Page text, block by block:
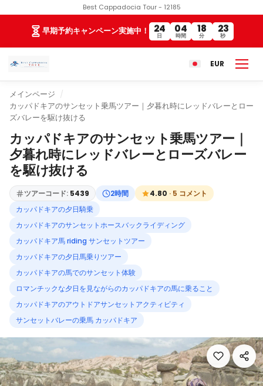
Best Cappadocia Tour - 12185
早期予約キャンペーン実施中！ 24
日
04
時間
18
分
23
秒
EUR
メインページ
カッパドキアのサンセット乗馬ツアー｜夕暮れ時にレッドバレーとロー
ズバレーを駆け抜ける
カッパドキアのサンセット乗馬ツアー｜
夕暮れ時にレッドバレーとローズバレー
を駆け抜ける
ツアーコード: 5439 2時間 4.80 · 5 コメント
カッパドキアの夕日騎乗
カッパドキアのサンセットホースバックライディング
カッパドキア馬 riding サンセットツアー
カッパドキアの夕日馬乗りツアー
カッパドキアの馬でのサンセット体験
ロマンチックな夕日を見ながらのカッパドキアの馬に乗ること
カッパドキアのアウトドアサンセットアクティビティ
サンセットバレーの乗馬 カッパドキア